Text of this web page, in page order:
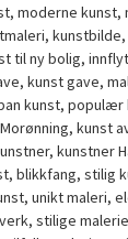
moderne kunst,
til ny bolig,
kunst gave,
kunst,
kunst
kunstner
blikkfang, stilig
unikt maleri,
stilige